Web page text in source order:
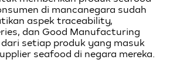
di mancanegara sudah
aspek traceability,
dan Good Manufacturing
setiap produk yang masuk
seafood di negara mereka.